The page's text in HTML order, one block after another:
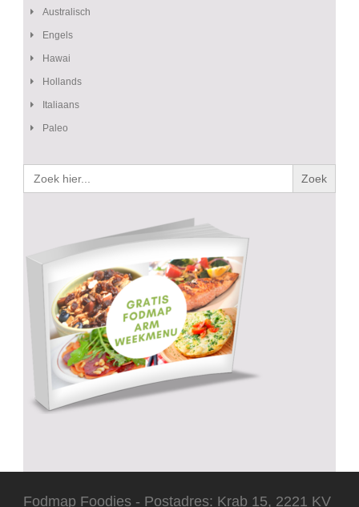
Australisch
Engels
Hawai
Hollands
Italiaans
Paleo
Zoek
naar:
Fodmap Foodies - Postadres: Krab 15, 2221 KV